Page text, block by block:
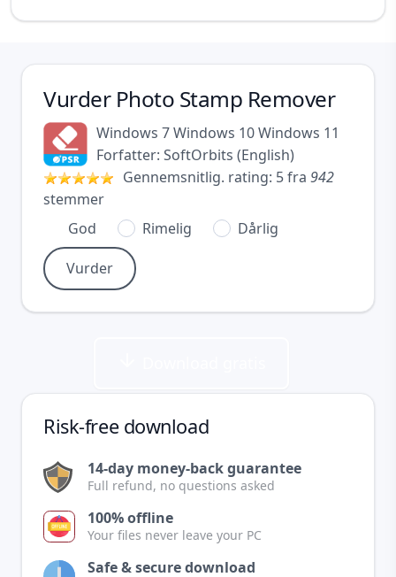
Vurder Photo Stamp Remover
Windows 7Windows 10Windows 11
Forfatter: SoftOrbits (English)
Gennemsnitlig. rating: 5fra 942
stemmer
God
Rimelig Dårlig
Risk-free download
14-day money-back guarantee
Full refund, no questions asked
100% offline
Your files never leave your PC
Safe & secure download